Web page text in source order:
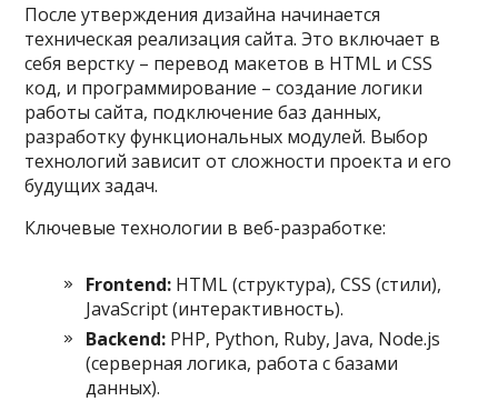
После утверждения дизайна начинается
техническая реализация сайта. Это включает в
себя верстку – перевод макетов в HTML и CSS
код, и программирование – создание логики
работы сайта, подключение баз данных,
разработку функциональных модулей. Выбор
технологий зависит от сложности проекта и его
будущих задач.
Ключевые технологии в веб-разработке:
Frontend: HTML (структура), CSS (стили),
JavaScript (интерактивность).
Backend: PHP, Python, Ruby, Java, Node.js
(серверная логика, работа с базами
данных).